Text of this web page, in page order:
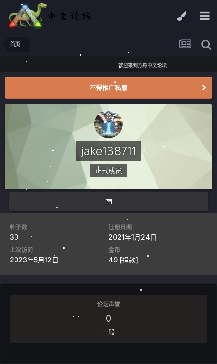
首页
欢迎来到方舟中文论坛
不得推广私服
jake138711
正式成员
帖子数
30
注册日期
2021年1月24日
上次访问
2023年5月12日
金币
49 [捐款]
论坛声誉
0
一般